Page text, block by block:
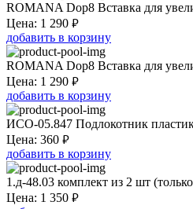
ROMANA Dop8 Вставка для
Цена: 1 290 ₽
добавить в корзину
ROMANA Dop8 Вставка для
Цена: 1 290 ₽
добавить в корзину
ИСО-05.847 Подлокотник
Цена: 360 ₽
добавить в корзину
1.д-48.03 комплект из 2 шт
Цена: 1 350 ₽